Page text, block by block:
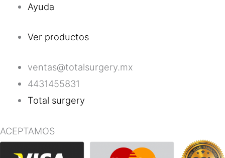
Ayuda
Ver productos
ventas@totalsurgery.mx
4431455831
Total surgery
ACEPTAMOS